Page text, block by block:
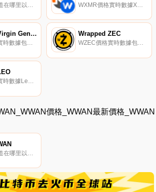
Wrapped Virgin Gen-0 CryptoKitties
WVG0價格實時數據包裝圣母0代（WVG0）是一種ERC20代幣,由ERC721圣母0代CryptoKitty 1:1支持.
Wrapped ZEC
WZEC價格實時數據包裝Zcash是以太坊上以ERC-20表示的Zcash的1:1等價物。
WLEO價格實時數據LeoFinance被描述為一個社交媒體社區,將LEO/wLEO作為標記化獎勵分發給作者和策展人。WLEO代幣被描述為通往我們在Hive區塊鏈上的主鏈代幣（LEO）的ERC20橋梁.
價格_WWAN最新價格_WWAN